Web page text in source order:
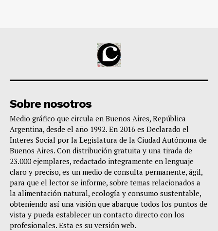
Sobre nosotros
Medio gráfico que circula en Buenos Aires, República
Argentina, desde el año 1992. En 2016 es Declarado el
Interes Social por la Legislatura de la Ciudad Autónoma de
Buenos Aires. Con distribución gratuita y una tirada de
23.000 ejemplares, redactado integramente en lenguaje
claro y preciso, es un medio de consulta permanente, ágil,
para que el lector se informe, sobre temas relacionados a
la alimentación natural, ecología y consumo sustentable,
obteniendo así una visión que abarque todos los puntos de
vista y pueda establecer un contacto directo con los
profesionales. Esta es su versión web.